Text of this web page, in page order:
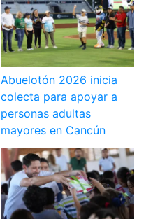
Abuelotón 2026 inicia
colecta para apoyar a
personas adultas
mayores en Cancún